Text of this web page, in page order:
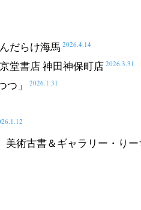
だらけ海馬 2026.4.14
堂書店 神田神保町店 2026.3.31
」 2026.1.31
美術古書＆ギャラリー・りー